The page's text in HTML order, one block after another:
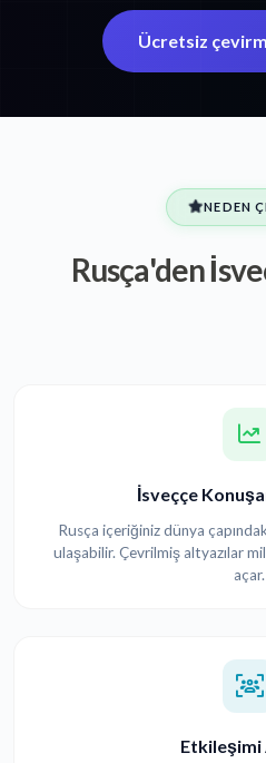
Ücretsiz
NEDEN
Rusça'den
İsveççe
Rusça içeriğiniz dünya
ulaşabilir. Çevrilmiş altyazılar
açar.
Etkileşimi